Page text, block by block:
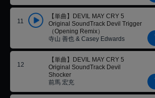
11
【単曲】DEVIL MAY CRY 5
Original SoundTrack Devil Trigger
（Opening Remix）
寺山 善也 & Casey Edwards
12
【単曲】DEVIL MAY CRY 5
Original SoundTrack Devil
Shocker
前馬 宏充